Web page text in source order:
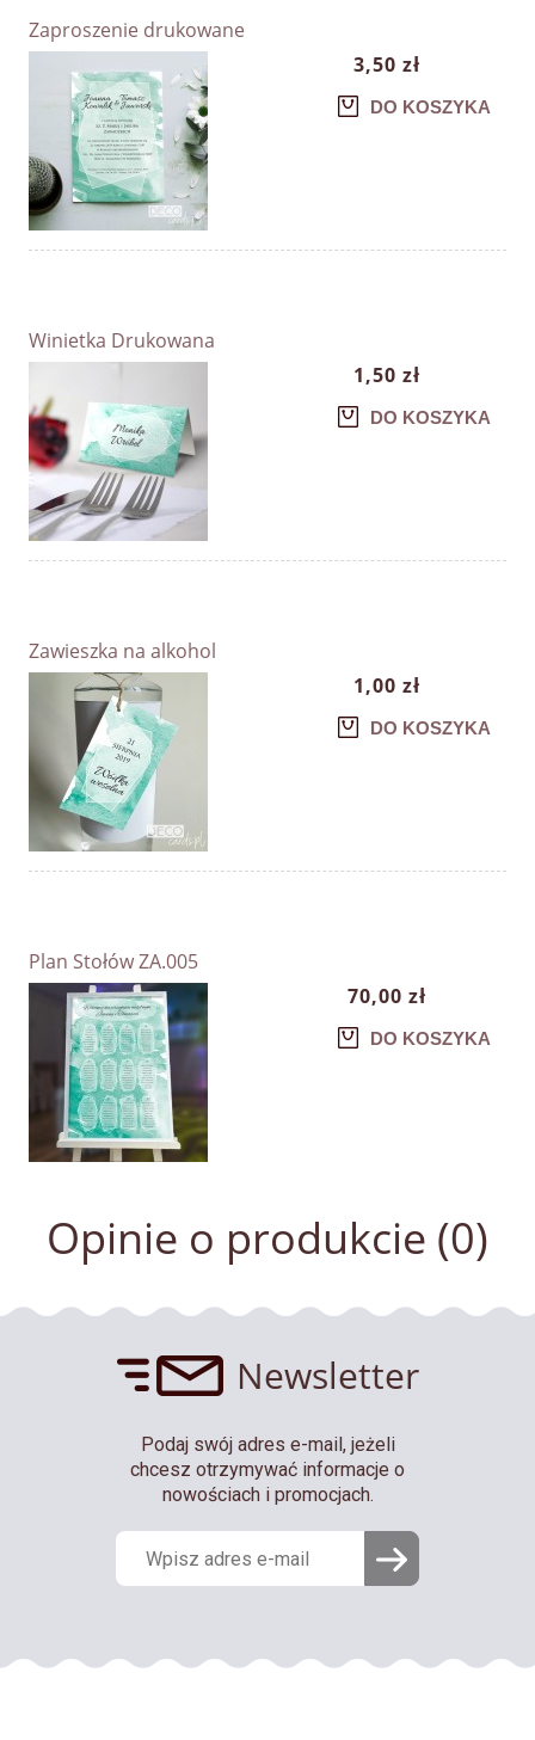
Zaproszenie drukowane
3,50 zł
DO KOSZYKA
Winietka Drukowana
1,50 zł
DO KOSZYKA
Zawieszka na alkohol
1,00 zł
DO KOSZYKA
Plan Stołów ZA.005
70,00 zł
DO KOSZYKA
Opinie o produkcie (0)
Newsletter
Podaj swój adres e-mail, jeżeli
chcesz otrzymywać informacje o
nowościach i promocjach.